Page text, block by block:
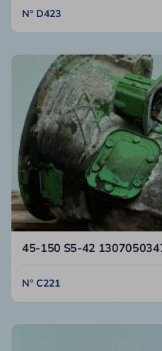
N° D423
45-150 S5-42
N° C221